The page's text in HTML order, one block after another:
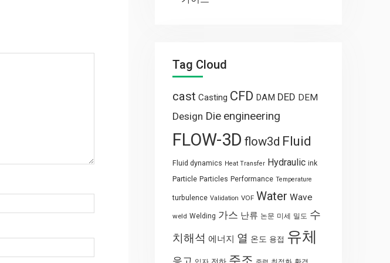
Tag Cloud
cast Casting CFD DAM DED DEM
Design Die engineering
FLOW-3D flow3d Fluid
Fluid dynamics Heat Transfer Hydraulic ink
Particle Particles Performance Temperature
turbulence Validation VOF Water Wave
weld Welding 가스 난류 논문 미세 밀도 수
치해석 에너지 열 온도 용접 유체
응고 주조